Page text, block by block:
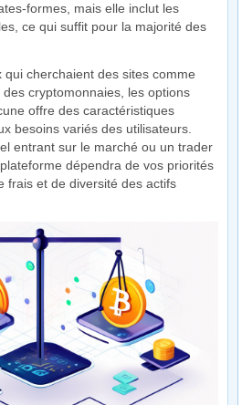
formes, mais elle inclut les
ce qui suffit pour la majorité des
qui cherchaient des sites comme
cryptomonnaies, les options
offre des caractéristiques
besoins variés des utilisateurs.
entrant sur le marché ou un trader
dépendra de vos priorités
frais et de diversité des actifs